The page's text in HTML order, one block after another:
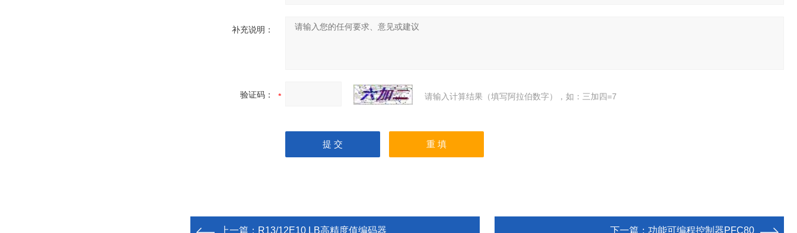
补充说明：
验证码： 请输入计算结果（填写阿拉伯数字），如：三加四=7
上一篇： R13/12E10 LB高精度值编码器 下一篇： 功能可编程控制器PFC80